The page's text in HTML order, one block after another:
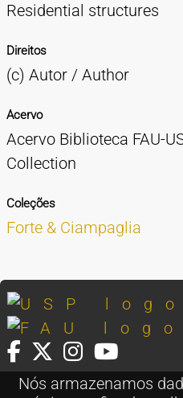
Nós armazenamos
Residential structures
Direitos
(c) Autor / Author
Acervo
Acervo Biblioteca FAU-
Collection
Coleções
Forte & Ciampaglia